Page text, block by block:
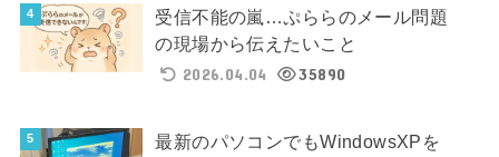
受信不能の嵐…ぷららのメール問題
の現場から伝えたいこと
2026.04.04
35890
最新のパソコンでもWindowsXPを